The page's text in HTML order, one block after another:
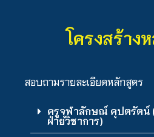
โครงสร้าง
สอบถามรายละเอียดหลักสูตร
ครูจุฬาลักษณ์ คุปตรัตน์
ฝ่ายวิชาการ)